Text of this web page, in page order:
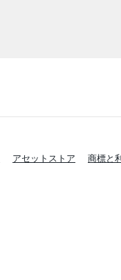
アセットストア 商標と